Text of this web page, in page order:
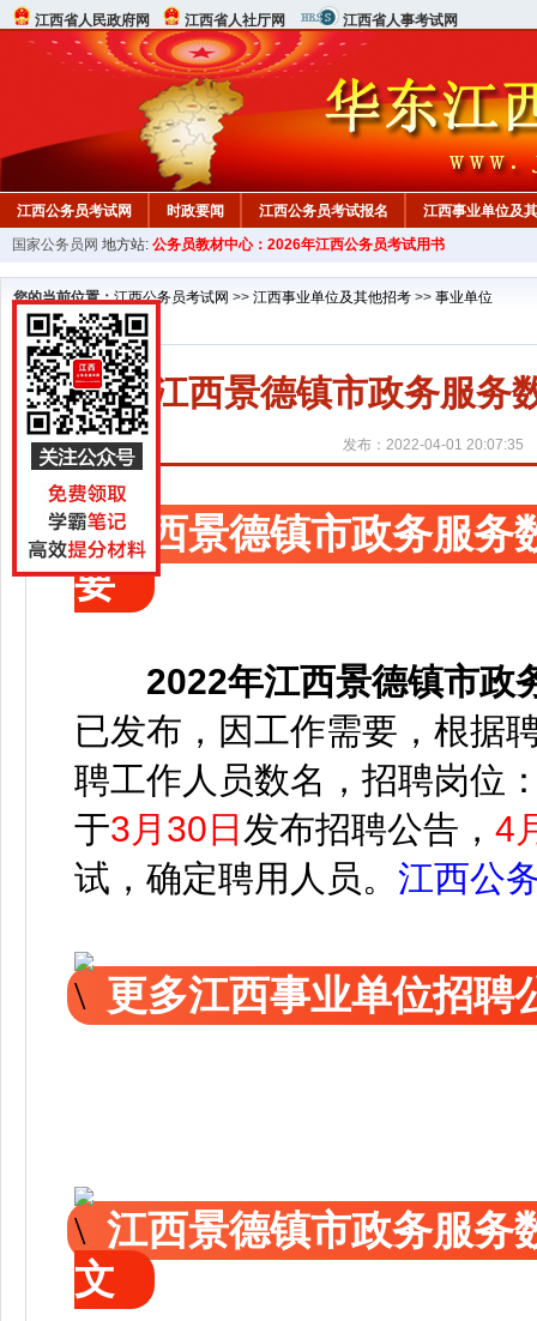
江西省人民政府网 江西省人社厅网 江西省人事考试网
江西公务员考试网 时政要闻 江西公务员考试报名 江西事业单位及
行测真题 在线咨询 教材中心
国家公务员网 地方站: 公务员教材中心：2026年江西公务员考试用书
您的当前位置：江西公务员考试网 >> 江西事业单位及其他招考 >> 事业单位
2022江西景德镇市政务服务
发布：2022-04-01 20:07:35
江西景德镇市政务服务
要
2022年江西景德镇市政
已发布， 因工作需要，根据
聘工作人员数名， 招聘岗位
于3月30日发布招聘公告， 4
试，确定聘用人员。 江西公
更多江西事业单位招聘
江西景德镇市政务服务
文